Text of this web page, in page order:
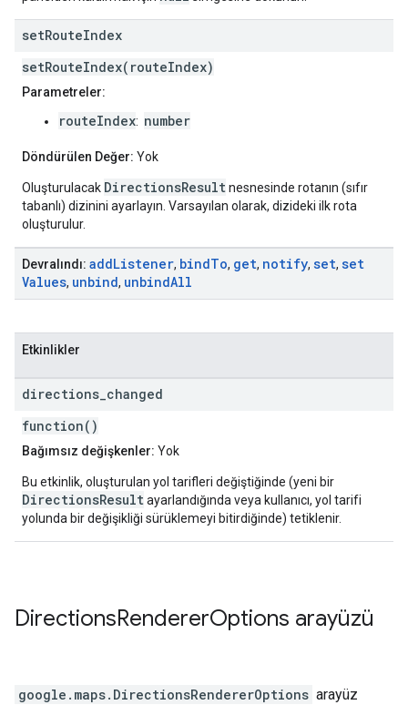
setRouteIndex
setRouteIndex(routeIndex)
Parametreler:
routeIndex: number
Döndürülen Değer: Yok
Oluşturulacak DirectionsResultnesnesinde rotanın (sıfır
tabanlı) dizinini ayarlayın. Varsayılan olarak, dizideki ilk rota
oluşturulur.
Devralındı: addListener, bindTo, get, notify, set, set
Values, unbind, unbindAll
Etkinlikler
directions changed
function()
Bağımsız değişkenler: Yok
Bu etkinlik, oluşturulan yol tarifleri değiştiğinde (yeni bir
DirectionsResultayarlandığında veya kullanıcı, yol tarifi
yolunda bir değişikliği sürüklemeyi bitirdiğinde) tetiklenir.
DirectionsRendererOptions arayüzü
google.maps. DirectionsRendererOptions arayüz